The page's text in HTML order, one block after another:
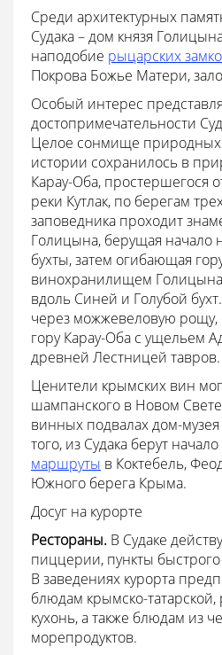
Среди архитектурных
Судака – дом князя
наподобие рыцарских
Покрова Божье Матери,
Особый интерес
достопримечательности
Целое сонмище природных
истории сохранилось в
Карау-Оба, простершегося
реки Кутлак, по берегам
заповедника проходит
Голицына, берущая начало
бухты, затем огибающая
винохранилищем
вдоль Синей и Голубой
через можжевеловую рощу,
гору Карау-Оба с ущельем
древней Лестницей тавров.
Ценители крымских вин
шампанского в Новом
винных подвалах дом-
того, из Судака берут начало
маршруты в Коктебель,
Южного берега Крыма.
Досуг на курорте
Рестораны. В Судаке
пиццерии, пункты
В заведениях курорта
блюдам крымско-татарской,
кухонь, а также блюдам из
морепродуктов.